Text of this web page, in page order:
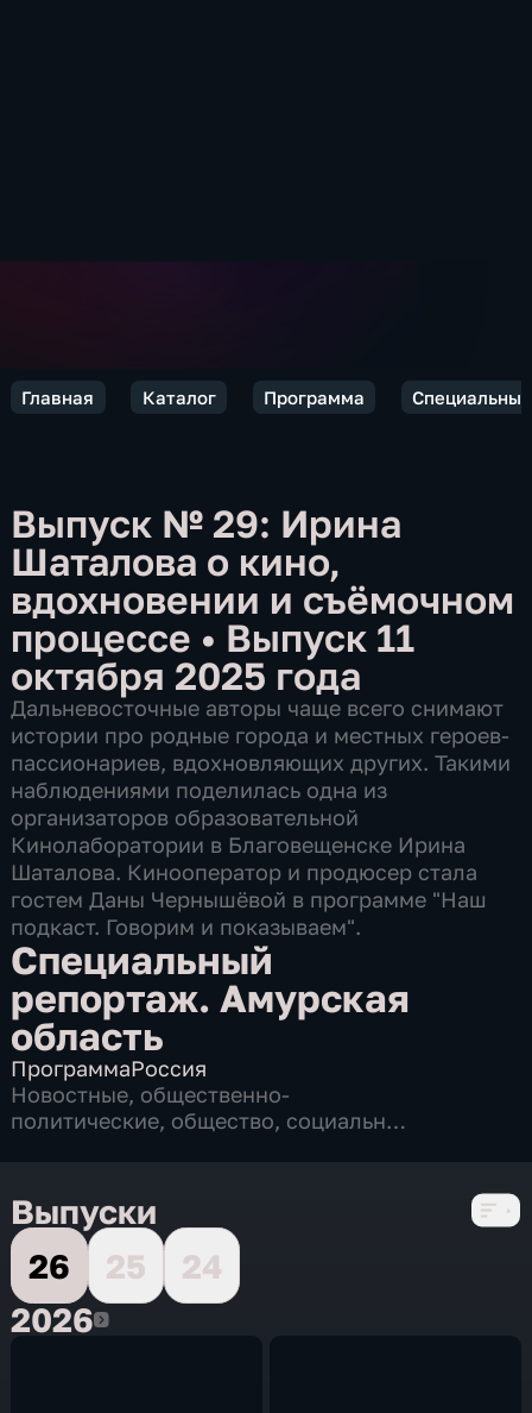
Главная Каталог Программа
Выпуск № 29: Ирина
Шаталова о кино,
вдохновении и съёмочном
процессе • Выпуск 11
октября 2025 года
Дальневосточные авторы чаще всего снимают
истории про родные города и местных героев-
пассионариев, вдохновляющих других. Такими
наблюдениями поделилась одна из
организаторов образовательной
Кинолаборатории в Благовещенске Ирина
Шаталова. Кинооператор и продюсер стала
гостем Даны Чернышёвой в программе "Наш
подкаст. Говорим и показываем".
Специальный
репортаж. Амурская
область
ПрограммаРоссия
Новостные, общественно-
политические, общество, социально-
Выпуски
26
25
24
20262026